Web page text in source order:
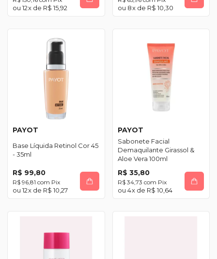
12x de R$ 15,92 8x de R$ 10,30
PAYOT
Base Líquida Retinol Cor 45
- 35ml
R$ 99,80
R$ 96,81 com Pix
12x de R$ 10,27
PAYOT
Sabonete Facial
Demaquilante Girassol &
Aloe Vera 100ml
R$ 35,80
R$ 34,73 com Pix
4x de R$ 10,64